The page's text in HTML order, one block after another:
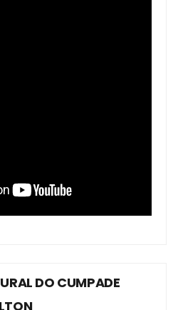
DO CUMPADE